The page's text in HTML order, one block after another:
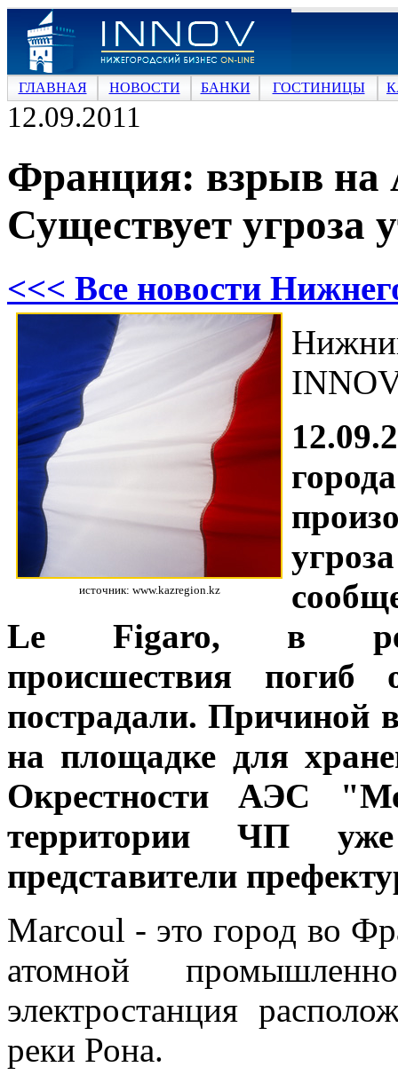
ГЛАВНАЯ НОВОСТИ БАНКИ ГОСТИНИЦЫ
12.09.2011
Франция: взрыв
Существует угроза
<<< Все новости
источник: www.kazregion.kz
Le Figaro, в
происшествия
пострадали. Причиной
на площадке для
Окрестности АЭС
территории ЧП
представители
Marcoul - это город во
атомной
электростанция
реки Рона.